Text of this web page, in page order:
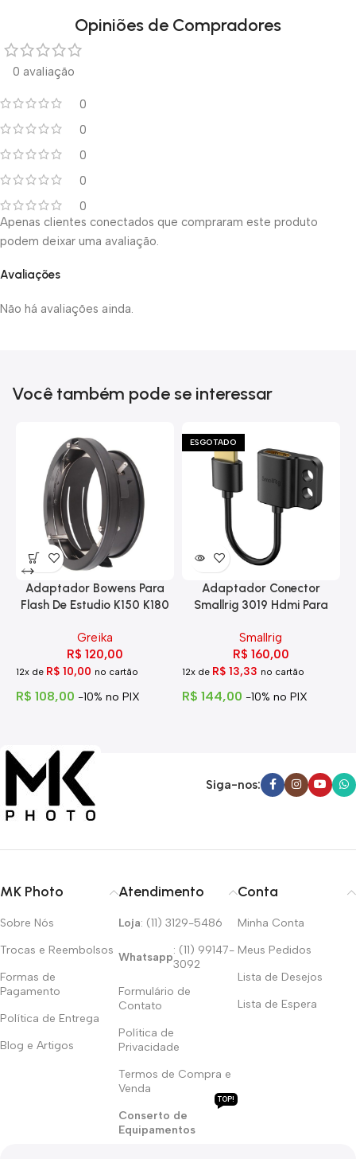
Opiniões de Compradores
0 avaliação
0
0
0
0
0
Avaliações
Não há avaliações ainda.
Apenas clientes conectados que compraram este produto
podem deixar uma avaliação.
Você também pode se interessar
Adaptador Bowens Para
Flash De Estudio K150 K180
Greika
R$ 120,00
12x de R$ 10,00 no cartão
R$ 108,00 -10% no PIX
ESGOTADO
Adaptador Conector
Smallrig 3019 Hdmi Para
Smallrig
R$ 160,00
12x de R$13,33 no cartão
R$ 144,00 -10% no PIX
Siga-nos:
MK Photo
Sobre Nós
Trocas e Reembolsos
Formas de
Pagamento
Política de Entrega
Blog e Artigos
Atendimento
Loja: (11) 3129-5486
Whatsapp
: (11) 99147-
3092
Formulário de
Contato
Política de
Privacidade
Termos de Compra e
Venda
Conserto de
Equipamentos
TOP!
Conta
Minha Conta
Meus Pedidos
Lista de Desejos
Lista de Espera